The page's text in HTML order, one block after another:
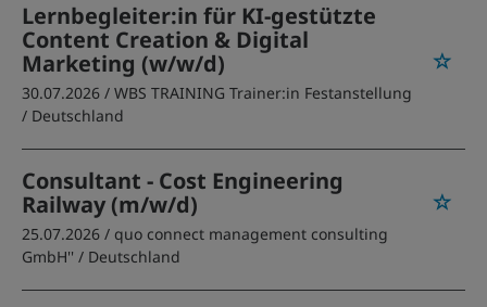
Lernbegleiter:in für KI-gestützte
Content Creation & Digital
Marketing (w/w/d)
30.07.2026 / WBS TRAINING Trainer:in Festanstellung
/ Deutschland
Consultant - Cost Engineering
Railway (m/w/d)
25.07.2026 / quo connect management consulting
GmbH'' / Deutschland